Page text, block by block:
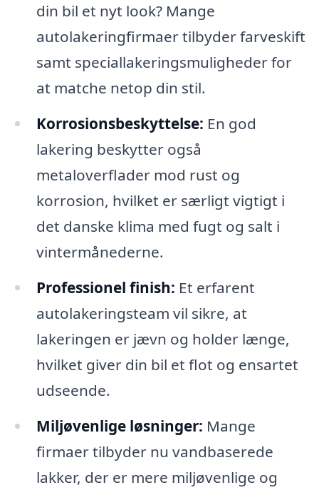
din bil et nyt look? Mange
autolakeringfirmaer tilbyder farveskift
samt speciallakeringsmuligheder for
at matche netop din stil.
Korrosionsbeskyttelse: En god
lakering beskytter også
metaloverflader mod rust og
korrosion, hvilket er særligt vigtigt i
det danske klima med fugt og salt i
vintermånederne.
Professionel finish: Et erfarent
autolakeringsteam vil sikre, at
lakeringen er jævn og holder længe,
hvilket giver din bil et flot og ensartet
udseende.
Miljøvenlige løsninger: Mange
firmaer tilbyder nu vandbaserede
lakker, der er mere miljøvenlige og